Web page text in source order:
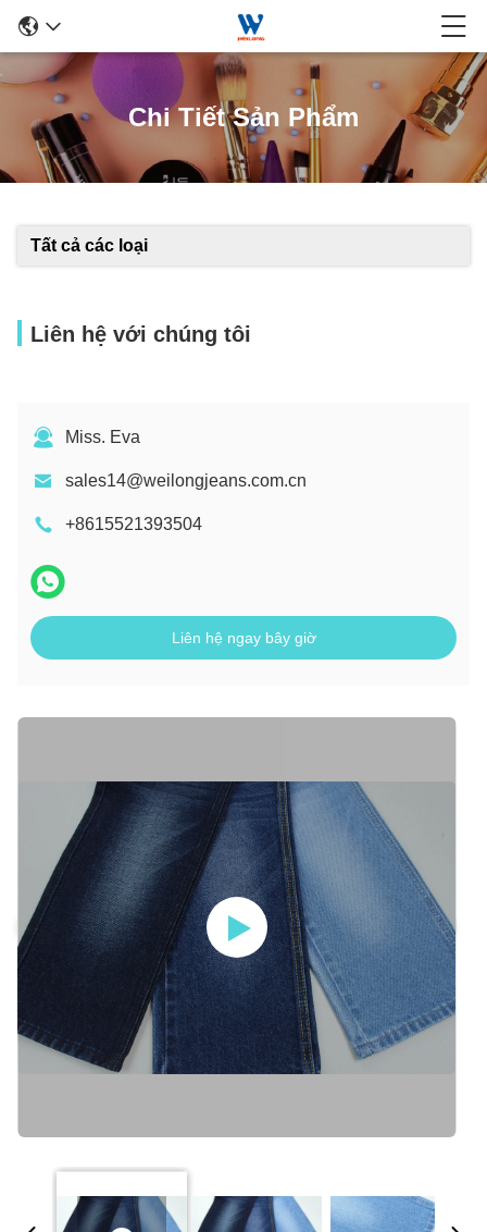
Chi Tiết Sản Phẩm
Tất cả các loại
Liên hệ với chúng tôi
Miss. Eva
sales14@weilongjeans.com.cn
+8615521393504
Liên hệ ngay bây giờ